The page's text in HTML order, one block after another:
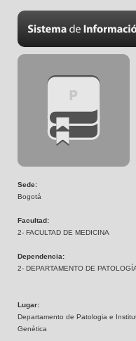
Sede:
Bogotá
Facultad:
2- FACULTAD DE MEDICINA
Dependencia:
2- DEPARTAMENTO DE
Lugar:
Departamento de Patologia e
Genètica